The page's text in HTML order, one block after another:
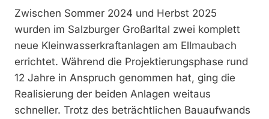
Zwischen Sommer 2024 und Herbst 2025
wurden im Salzburger Großarltal zwei komplett
neue Kleinwasserkraftanlagen am Ellmaubach
errichtet. Während die Projektierungsphase rund
12 Jahre in Anspruch genommen hat, ging die
Realisierung der beiden Anlagen weitaus
schneller. Trotz des beträchtlichen Bauaufwands